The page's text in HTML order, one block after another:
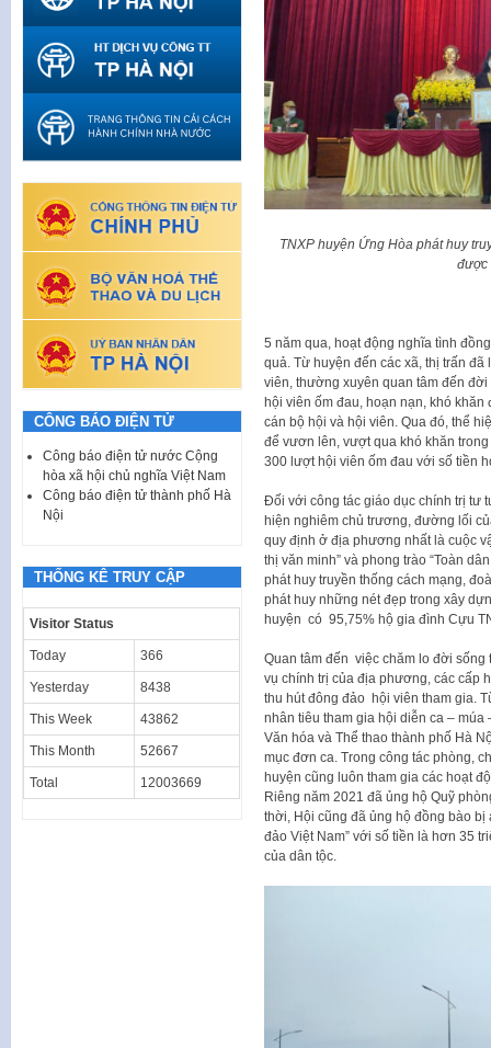
TNXP huyện Ứng Hòa phát huy
được
5 năm qua, hoạt động nghĩa tình
quả. Từ huyện đến các xã, thị trấn
viên, thường xuyên quan tâm đến
hội viên ốm đau, hoạn nạn, khó
cán bộ hội và hội viên. Qua đó, thể
để vươn lên, vượt qua khó khăn
300 lượt hội viên ốm đau với số tiền
Đối với công tác giáo dục chính trị tư
hiện nghiêm chủ trương, đường lối
quy định ở địa phương nhất là cuộc
thị văn minh” và phong trào “Toàn
phát huy truyền thống cách mạng,
phát huy những nét đẹp trong xây
huyện có 95,75% hộ gia đình Cựu
Quan tâm đến việc chăm lo đời sống
vụ chính trị của địa phương, các cấp
thu hút đông đảo hội viên tham gia.
nhân tiêu tham gia hội diễn ca –
Văn hóa và Thể thao thành phố Hà
mục đơn ca. Trong công tác phòng,
huyện cũng luôn tham gia các hoạt
Riêng năm 2021 đã ủng hộ Quỹ
thời, Hội cũng đã ủng hộ đồng bào
đảo Việt Nam” với số tiền là hơn 35
của dân tộc.
CÔNG BÁO ĐIỆN TỬ
Công báo điện tử nước Cộng
hòa xã hội chủ nghĩa Việt Nam
Công báo điện tử thành phố Hà
Nội
THỐNG KÊ TRUY CẬP
Visitor Status
Today 366
Yesterday 8438
This Week 43862
This Month 52667
Total 12003669